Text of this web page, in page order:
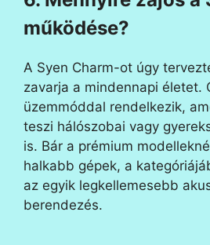
működése?
A Syen Charm-ot úgy
zavarja a mindennapi életet.
üzemmóddal rendelkezik,
teszi hálószobai vagy
is. Bár a prémium
halkabb gépek, a
az egyik legkellemesebb
berendezés.